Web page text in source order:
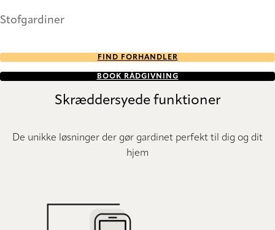
Stofgardiner
FIND FORHANDLER
BOOK RÅDGIVNING
Skræddersyede funktioner
De unikke løsninger der gør gardinet perfekt til dig og dit
hjem